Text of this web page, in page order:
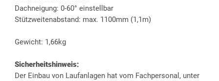
Dachneigung: 0-60° einstellbar
Stützweitenabstand: max. 1100mm (1,1m)
Gewicht: 1,66kg
Sicherheitshinweis:
Der Einbau von Laufanlagen hat vom Fachpersonal, unter